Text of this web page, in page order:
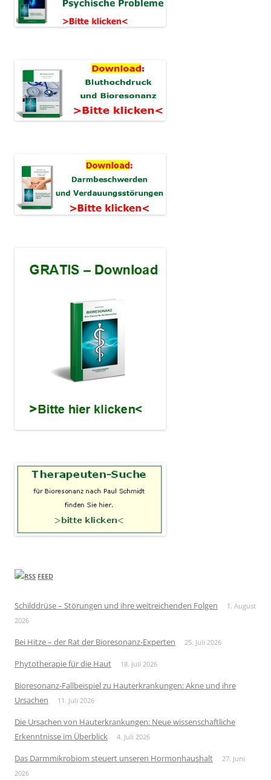
FEED
Schilddrüse – Störungen und ihre weitreichenden Folgen
1. August
2026
Bei Hitze – der Rat der Bioresonanz-Experten 25. Juli 2026
Phytotherapie für die Haut 18. Juli 2026
Bioresonanz-Fallbeispiel zu Hauterkrankungen: Akne und ihre
Ursachen
11. Juli 2026
Die Ursachen von Hauterkrankungen: Neue wissenschaftliche
Erkenntnisse im Überblick
4. Juli 2026
Das Darmmikrobiom steuert unseren Hormonhaushalt
27. Juni
2026